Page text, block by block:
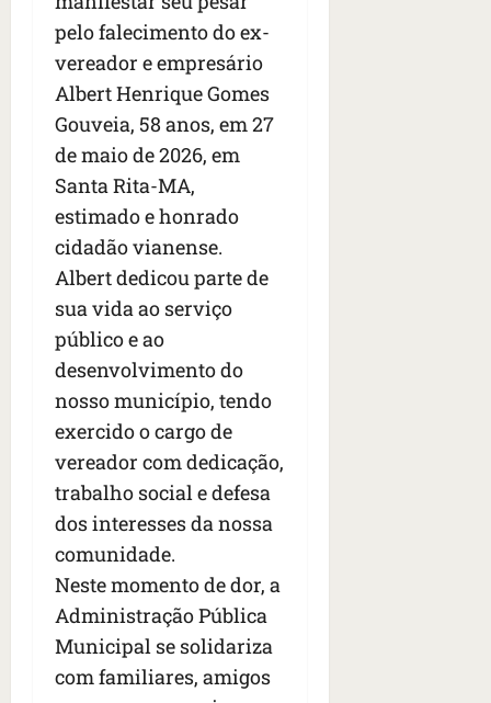
pelo falecimento do ex-
vereador e empresário
Albert Henrique Gomes
Gouveia, 58 anos, em 27
de maio de 2026, em
Santa Rita-MA,
estimado e honrado
cidadão vianense.
Albert dedicou parte de
sua vida ao serviço
público e ao
desenvolvimento do
nosso município, tendo
exercido o cargo de
vereador com dedicação,
trabalho social e defesa
dos interesses da nossa
comunidade.
Neste momento de dor, a
Administração Pública
Municipal se solidariza
com familiares, amigos